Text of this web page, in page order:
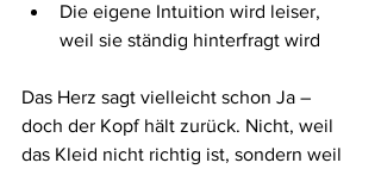
Die eigene Intuition wird leiser,
weil sie ständig hinterfragt wird
Das Herz sagt vielleicht schon Ja –
doch der Kopf hält zurück. Nicht, weil
das Kleid nicht richtig ist, sondern weil